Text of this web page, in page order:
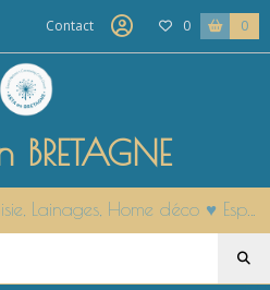
Contact 0 0
Bijoux Bohèmes haute fantaisie, Lainages, Home déco ♥ Esprit Nature & Cocooning Côté Ouest ♥ Modèles uniques fait main en Bretagne